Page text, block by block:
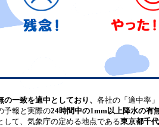
一致を適中としており、 各社の「適中率
予報と実際の24時間中の1mm以上降水の有
て、気象庁の定める地点である東京都千